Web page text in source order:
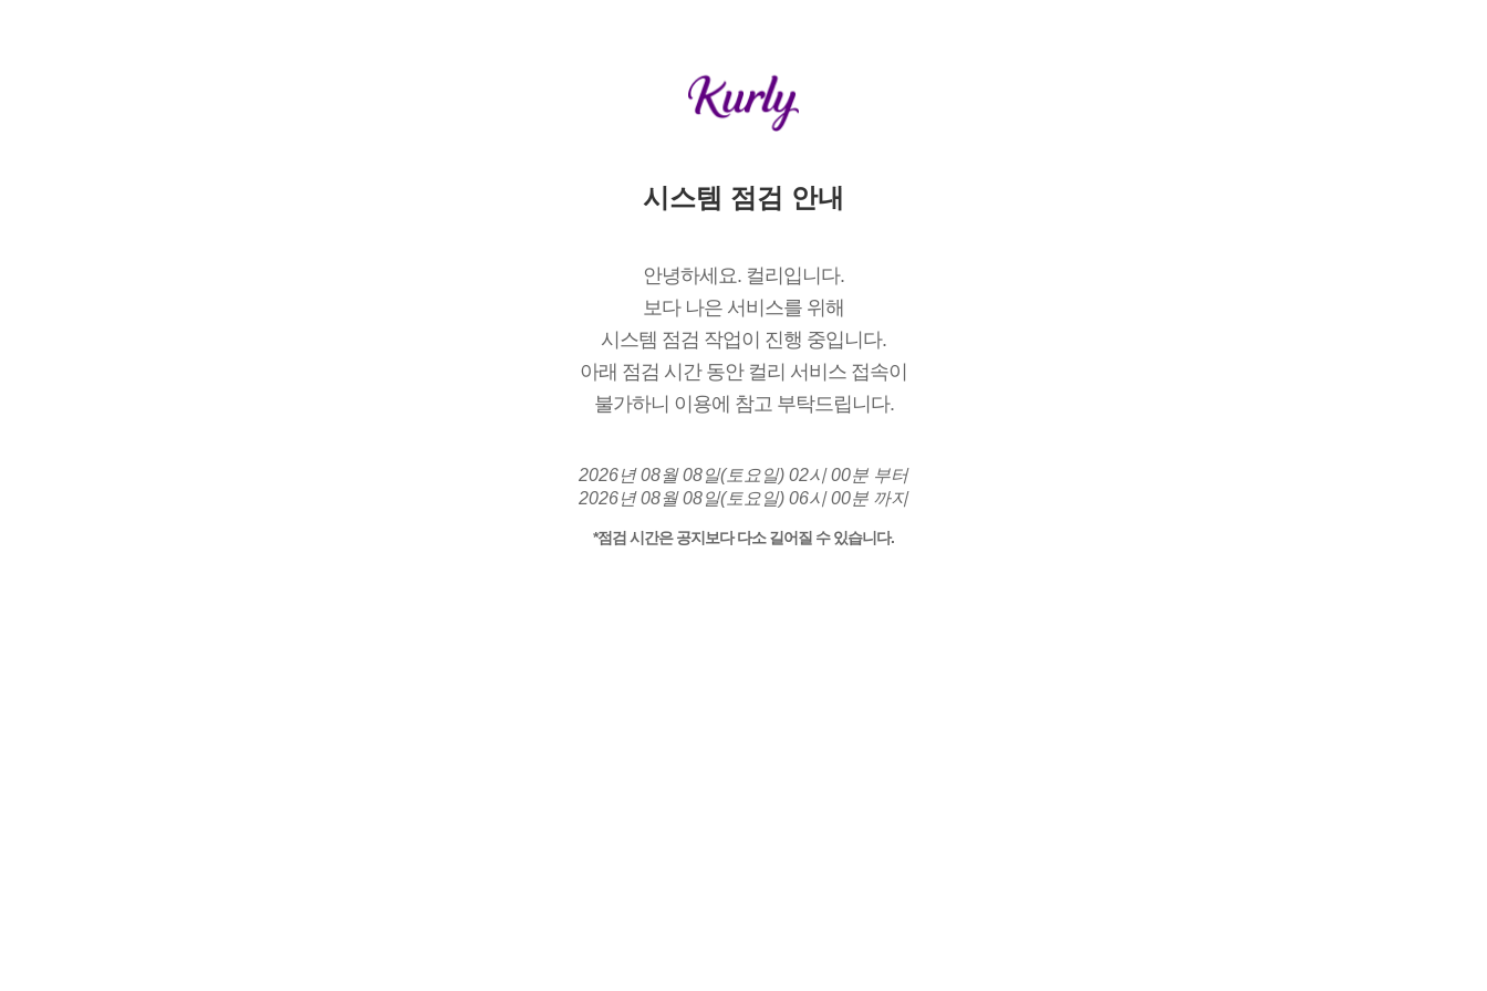
시스템 점검 안내
안녕하세요. 컬리입니다.
보다 나은 서비스를 위해
시스템 점검 작업이 진행 중입니다.
아래 점검 시간 동안 컬리 서비스 접속이
불가하니 이용에 참고 부탁드립니다.
2026년 08월 08일(토요일) 02시 00분 부터
2026년 08월 08일(토요일) 06시 00분 까지
*점검 시간은 공지보다 다소 길어질 수 있습니다.